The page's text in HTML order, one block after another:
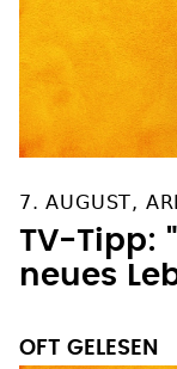
7. AUGUST,
TV-Tipp:
neues
OFT GELESEN